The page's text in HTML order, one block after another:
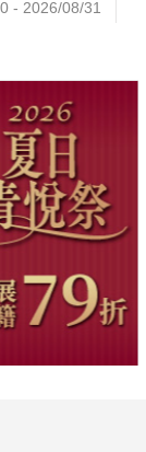
- 2026/08/31